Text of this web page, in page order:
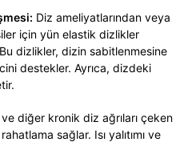
Diz ameliyatlarından veya
için yün elastik dizlikler
dizlikler, dizin sabitlenmesine
destekler. Ayrıca, dizdeki
diğer kronik diz ağrıları çeken
sağlar. Isı yalıtımı ve